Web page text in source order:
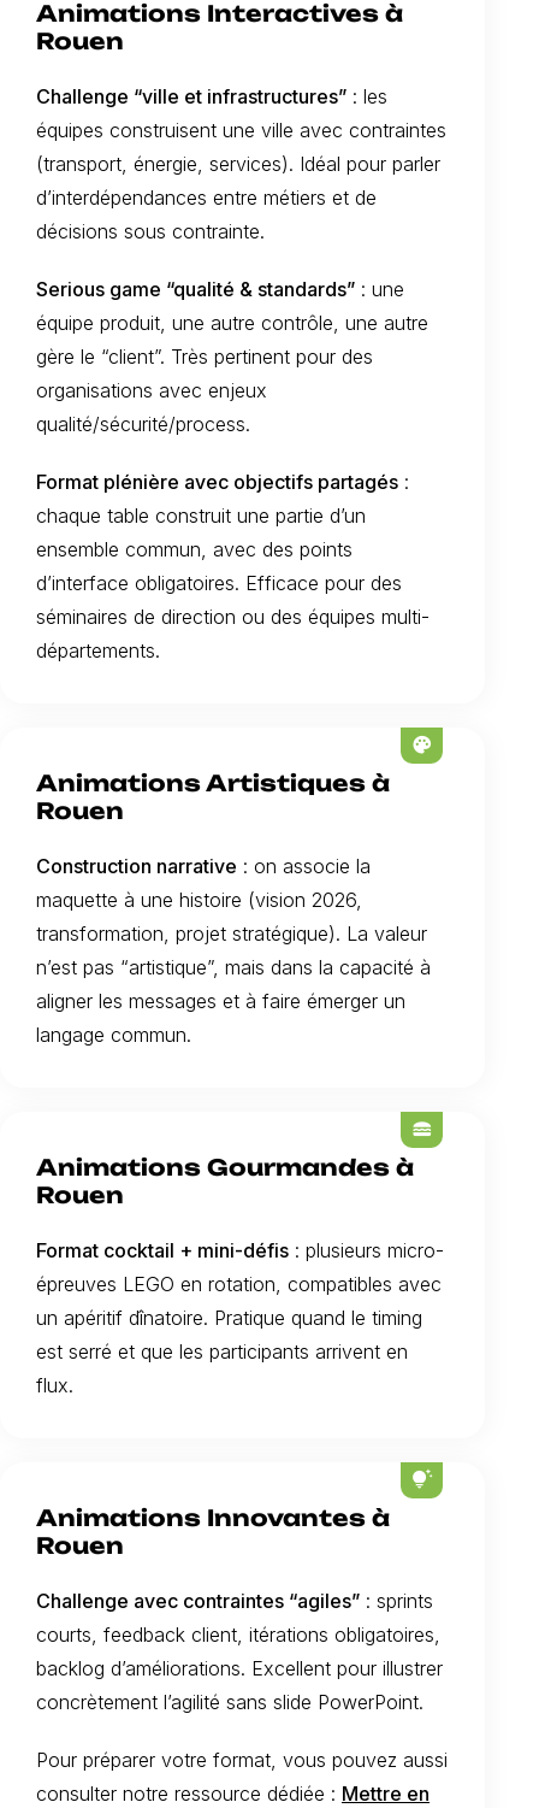
Animations Interactives à
Rouen
Challenge “ville et infrastructures” : les
équipes construisent une ville avec contraintes
(transport, énergie, services). Idéal pour parler
d’interdépendances entre métiers et de
décisions sous contrainte.
Serious game “qualité & standards” : une
équipe produit, une autre contrôle, une autre
gère le “client”. Très pertinent pour des
organisations avec enjeux
qualité/sécurité/process.
Format plénière avec objectifs partagés :
chaque table construit une partie d’un
ensemble commun, avec des points
d’interface obligatoires. Efficace pour des
séminaires de direction ou des équipes multi-
départements.
Animations Artistiques à
Rouen
Construction narrative : on associe la
maquette à une histoire (vision 2026,
transformation, projet stratégique). La valeur
n’est pas “artistique”, mais dans la capacité à
aligner les messages et à faire émerger un
langage commun.
palette
Animations Gourmandes à
Rouen
Format cocktail + mini-défis : plusieurs micro-
épreuves LEGO en rotation, compatibles avec
un apéritif dînatoire. Pratique quand le timing
est serré et que les participants arrivent en
flux.
lunch_dining
Animations Innovantes à
Rouen
Challenge avec contraintes “agiles” : sprints
courts, feedback client, itérations obligatoires,
backlog d’améliorations. Excellent pour illustrer
concrètement l’agilité sans slide PowerPoint.
Pour préparer votre format, vous pouvez aussi
consulter notre ressource dédiée : Mettre en
tips_and_updates